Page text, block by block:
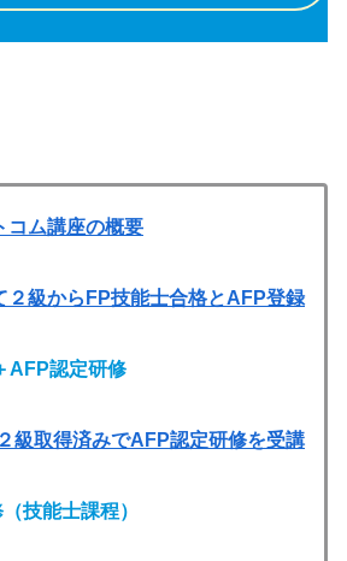
ム講座の概要
級からFP技能士合格とAFP登録
AFP認定研修
級取得済みでAFP認定研修を受講
技能士課程）